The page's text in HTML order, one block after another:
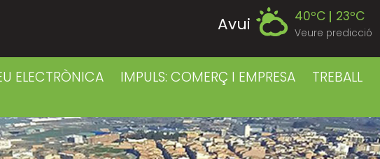
Avui 40ºC 23ºC
Veure predicció
Dilluns 38ºC 23ºC
Dimecres 40ºC 22ºC
ELECTRÒNICA IMPULS: COMERÇ I EMPRESA TREBALL